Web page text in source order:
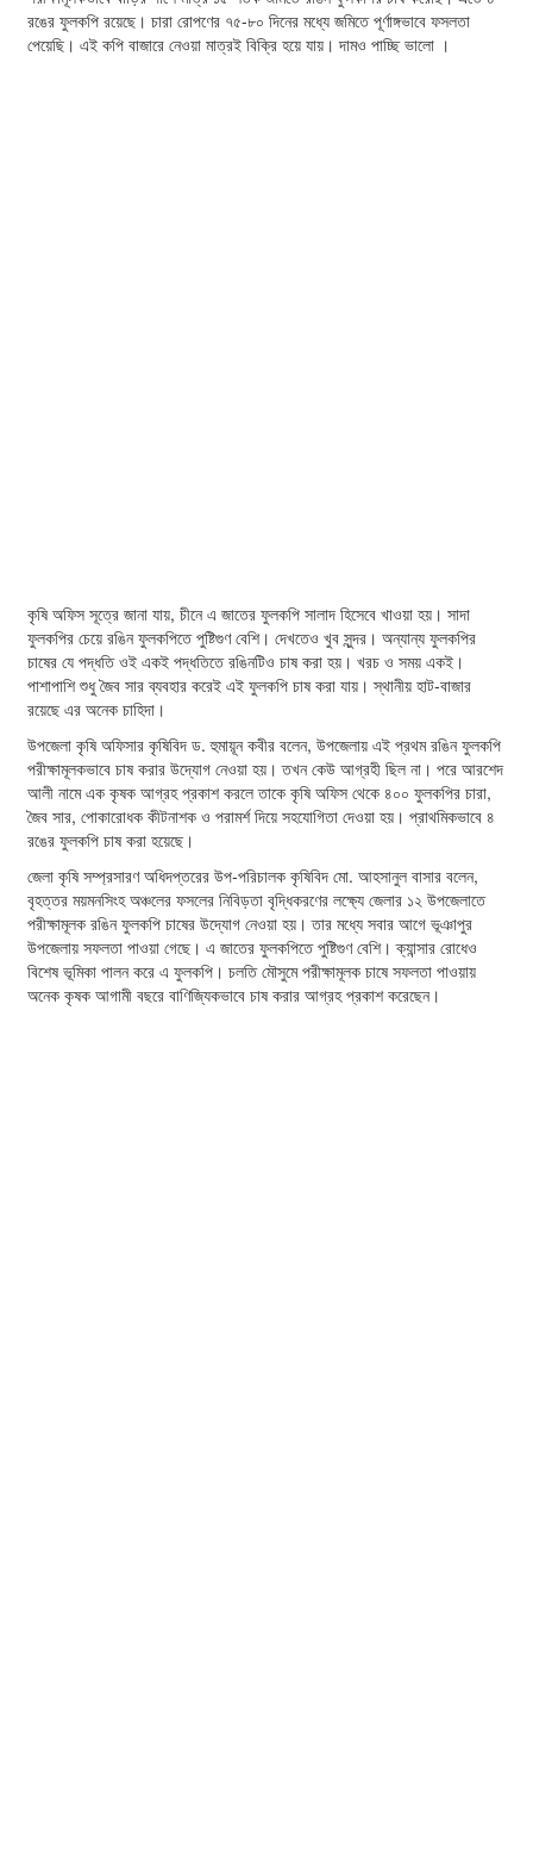
রঙের ফুলকপি রয়েছে। চারা রোপণের ৭৫-৮০ দিনের মধ্যে জমিতে পূর্ণাঙ্গভাবে ফসলতা
পেয়েছি। এই কপি বাজারে নেওয়া মাত্রই বিক্রি হয়ে যায়। দামও পাচ্ছি ভালো ।
কৃষি অফিস সূত্রে জানা যায়, চীনে এ জাতের ফুলকপি সালাদ হিসেবে খাওয়া হয়। সাদা
ফুলকপির চেয়ে রঙিন ফুলকপিতে পুষ্টিগুণ বেশি। দেখতেও খুব সুন্দর। অন্যান্য ফুলকপির
চাষের যে পদ্ধতি ওই একই পদ্ধতিতে রঙিনটিও চাষ করা হয়। খরচ ও সময় একই।
পাশাপাশি শুধু জৈব সার ব্যবহার করেই এই ফুলকপি চাষ করা যায়। স্থানীয় হাট-বাজার
রয়েছে এর অনেক চাহিদা।
উপজেলা কৃষি অফিসার কৃষিবিদ ড. হুমায়ূন কবীর বলেন, উপজেলায় এই প্রথম রঙিন ফুলকপি
পরীক্ষামূলকভাবে চাষ করার উদ্যোগ নেওয়া হয়। তখন কেউ আগ্রহী ছিল না। পরে আরশেদ
আলী নামে এক কৃষক আগ্রহ প্রকাশ করলে তাকে কৃষি অফিস থেকে ৪০০ ফুলকপির চারা,
জৈব সার, পোকারোধক কীটনাশক ও পরামর্শ দিয়ে সহযোগিতা দেওয়া হয়। প্রাথমিকভাবে ৪
রঙের ফুলকপি চাষ করা হয়েছে।
জেলা কৃষি সম্প্রসারণ অধিদপ্তরের উপ-পরিচালক কৃষিবিদ মো. আহসানুল বাসার বলেন,
বৃহত্তর ময়মনসিংহ অঞ্চলের ফসলের নিবিড়তা বৃদ্ধিকরণের লক্ষ্যে জেলার ১২ উপজেলাতে
পরীক্ষামূলক রঙিন ফুলকপি চাষের উদ্যোগ নেওয়া হয়। তার মধ্যে সবার আগে ভূঞাপুর
উপজেলায় সফলতা পাওয়া গেছে। এ জাতের ফুলকপিতে পুষ্টিগুণ বেশি। ক্যান্সার রোধেও
বিশেষ ভূমিকা পালন করে এ ফুলকপি। চলতি মৌসুমে পরীক্ষামূলক চাষে সফলতা পাওয়ায়
অনেক কৃষক আগামী বছরে বাণিজ্যিকভাবে চাষ করার আগ্রহ প্রকাশ করেছেন।